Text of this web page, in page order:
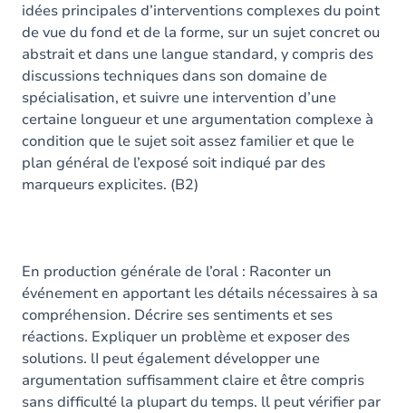
idées principales d’interventions complexes du point
de vue du fond et de la forme, sur un sujet concret ou
abstrait et dans une langue standard, y compris des
discussions techniques dans son domaine de
spécialisation, et suivre une intervention d’une
certaine longueur et une argumentation complexe à
condition que le sujet soit assez familier et que le
plan général de l’exposé soit indiqué par des
marqueurs explicites. (B2)
En production générale de l’oral : Raconter un
événement en apportant les détails nécessaires à sa
compréhension. Décrire ses sentiments et ses
réactions. Expliquer un problème et exposer des
solutions. lI peut également développer une
argumentation suffisamment claire et être compris
sans difficulté la plupart du temps. ll peut vérifier par